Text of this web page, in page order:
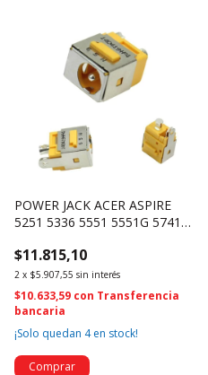
POWER JACK ACER ASPIRE
5251 5336 5551 5551G 5741
$11.815,10
2 x $5.907,55 sin interés
$10.633,59 con Transferencia
bancaria
¡Solo quedan 4en stock!